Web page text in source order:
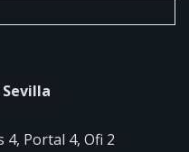
4, Portal 4, Ofi 2